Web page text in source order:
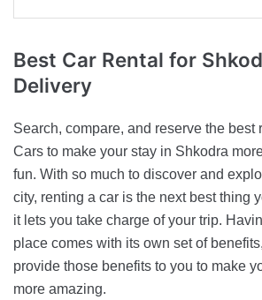
Best Car Rental for
Delivery
Search, compare, and reserve the best
Cars to make your stay in Shkodra
fun. With so much to discover and
city, renting a car is the next best thing
it lets you take charge of your trip.
place comes with its own set of
provide those benefits to you to make
more amazing.